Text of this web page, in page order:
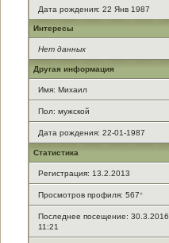
Дата рождения: 22 Янв 1987
Интересы
Нет данных
Другая информация
Имя: Михаил
Пол: мужской
Дата рождения: 22-01-1987
Статистика
Регистрация: 13.2.2013
Просмотров профиля: 567*
Последнее посещение: 30.3.2016,
11:21